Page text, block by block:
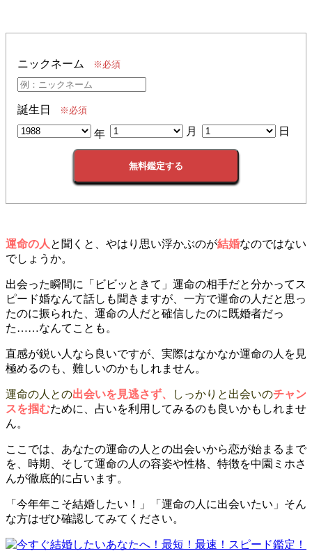
ニックネーム ※必須
誕生日 ※必須
年 月 日
無料鑑定する
運命の人 と聞くと、やはり思い浮かぶのが結婚なのではない
でしょうか。
出会った瞬間に「ビビッときて」運命の相手だと分かってス
ピード婚なんて話しも聞きますが、一方で運命の人だと思っ
たのに振られた、運命の人だと確信したのに既婚者だっ
た……なんてことも。
直感が鋭い人なら良いですが、実際はなかなか運命の人を見
極めるのも、難しいのかもしれません。
運命の人との出会いを見逃さず、 しっかりと出会いのチャン
スを掴むために、占いを利用してみるのも良いかもしれませ
ん。
ここでは、あなたの運命の人との出会いから恋が始まるまで
を、時期、そして運命の人の容姿や性格、特徴を中園ミホさ
んが徹底的に占います。
「今年年こそ結婚したい！」「運命の人に出会いたい」そん
な方はぜひ確認してみてください。